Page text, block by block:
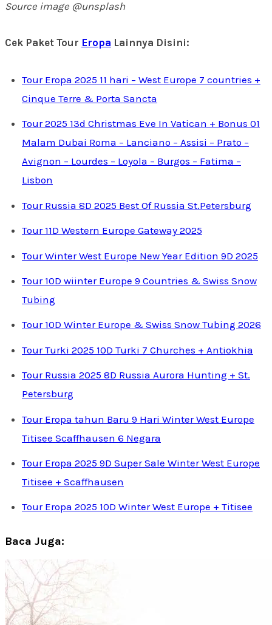
Source image @unsplash
Cek Paket Tour Eropa Lainnya Disini:
Tour Eropa 2025 11 hari – West Europe 7 countries +
Cinque Terre & Porta Sancta
Tour 2025 13d Christmas Eve In Vatican + Bonus 01
Malam Dubai Roma – Lanciano – Assisi – Prato –
Avignon – Lourdes – Loyola – Burgos – Fatima –
Lisbon
Tour Russia 8D 2025 Best Of Russia St.Petersburg
Tour 11D Western Europe Gateway 2025
Tour Winter West Europe New Year Edition 9D 2025
Tour 10D wiinter Europe 9 Countries & Swiss Snow
Tubing
Tour 10D Winter Europe & Swiss Snow Tubing 2026
Tour Turki 2025 10D Turki 7 Churches + Antiokhia
Tour Russia 2025 8D Russia Aurora Hunting + St.
Petersburg
Tour Eropa tahun Baru 9 Hari Winter West Europe
Titisee Scaffhausen 6 Negara
Tour Eropa 2025 9D Super Sale Winter West Europe
Titisee + Scaffhausen
Tour Eropa 2025 10D Winter West Europe + Titisee
Baca Juga: